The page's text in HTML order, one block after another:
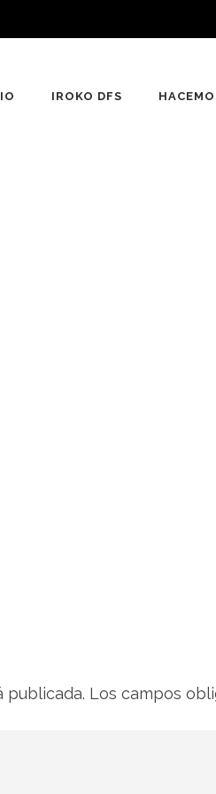
IROKO DFS
publicada. Los campos